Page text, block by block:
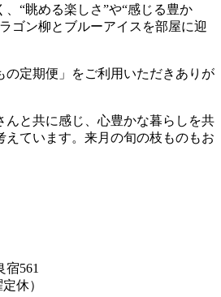
“眺める楽しさ”や“感じる豊か
ゴン柳とブルーアイスを部屋に迎
の定期便」をご利用いただきありが
んと共に感じ、心豊かな暮らしを共
えています。来月の旬の枝ものもお
宿561
休）